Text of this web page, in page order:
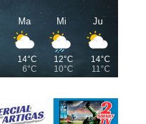
Ma
14°C
6°C
Mi
12°C
10°C
Ju
14°C
11°C